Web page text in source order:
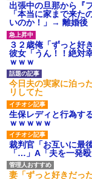
出張中の旦那から『
「本当に家まで来た
いのか！」→ 離婚後
３２歳俺「ずっと好
彼女「うん！！絶
ｗｗｗ
今日夫の実家に泊っ
リしてた
生保レディと行為す
ｗｗｗｗｗ
裁判官「お互いに最
「…」A「夫を一発
妻「ずっと好きだっ